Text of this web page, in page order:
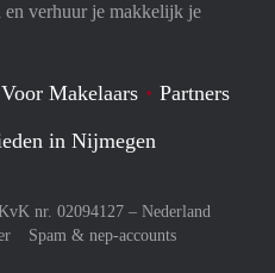
verhuur je makkelijk je
Voor Makelaars
Partners
in Nijmegen
nr. 02094127 – Nederland
Spam & nep-accounts